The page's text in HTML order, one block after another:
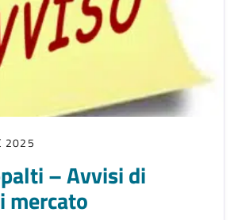
2025
– Avvisi di
mercato